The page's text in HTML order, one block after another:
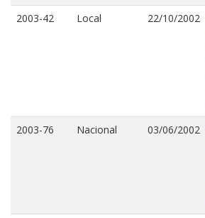
2003-42 Local 22/10/2002
2003-76 Nacional 03/06/2002